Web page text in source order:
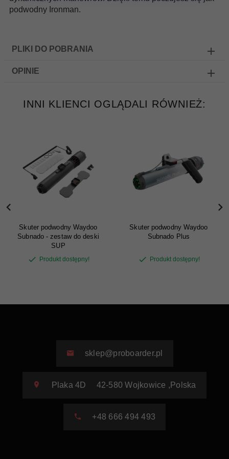
podwodny Ironman.
PLIKI DO POBRANIA
OPINIE
INNI KLIENCI OGLĄDALI RÓWNIEŻ:
Skuter podwodny Waydoo
Subnado - zestaw do deski
SUP
Produkt dostępny!
Skuter podwodny Waydoo
Subnado Plus
Produkt dostępny!
sklep@proboarder.pl
Plaka 4D 42-580 Wojkowice , Polska
+48 666 494 493